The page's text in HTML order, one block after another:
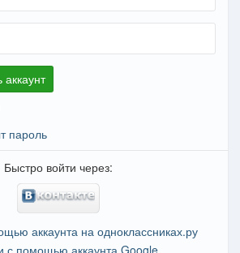
аккаунт
пароль
Быстро войти через: